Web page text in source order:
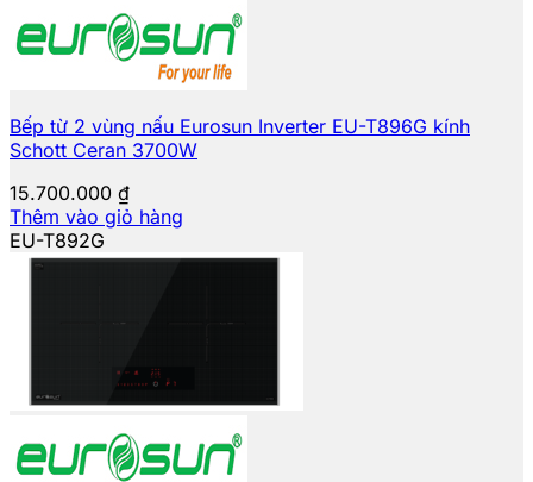
Bếp từ 2 vùng nấu Eurosun Inverter EU-T896G kính
Schott Ceran 3700W
15.700.000 ₫
Thêm vào giỏ hàng
EU-T892G